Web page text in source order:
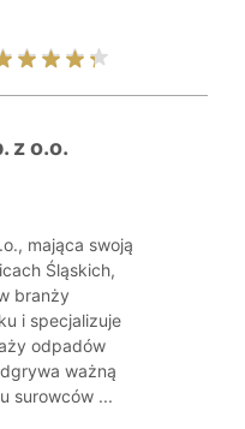
z o.o.
mająca swoją
Śląskich,
branży
i specjalizuje
odpadów
ważną
surowców ...